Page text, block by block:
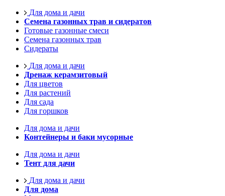
Для дома и дачи
Семена газонных трав и сидератов
Готовые газонные смеси
Семена газонных трав
Сидераты
Для дома и дачи
Дренаж керамзитовый
Для цветов
Для растений
Для сада
Для горшков
Для дома и дачи
Контейнеры и баки мусорные
Для дома и дачи
Тент для дачи
Для дома и дачи
Для дома